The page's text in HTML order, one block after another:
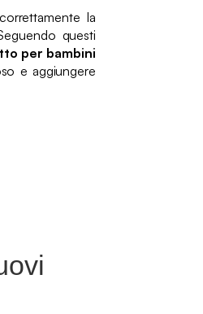
la
questi
per bambini
e aggiungere